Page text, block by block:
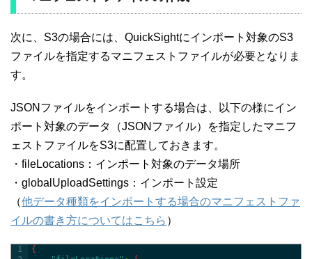
次に、S3の場合には、QuickSightにインポート対象のS3
ファイルを指定するマニフェストファイルが必要となりま
す。
JSONファイルをインポートする場合は、以下の様にイン
ポート対象のデータ（JSONファイル）を指定したマニフ
ェストファイルをS3に配置しておきます。
・fileLocations：インポート対象のデータ場所
・globalUploadSettings：インポート設定
（他データ種類をインポートする場合のマニフェストファ
イルの書き方についてはこちら ）
1
{